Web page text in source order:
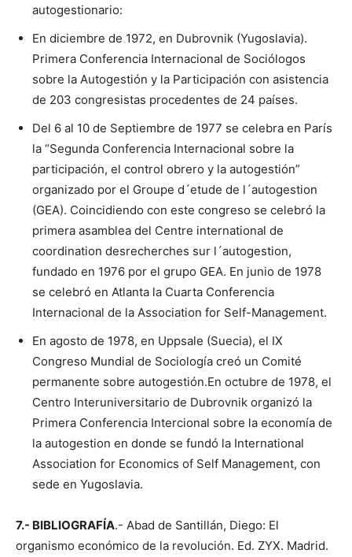
autogestionario:
En diciembre de 1972, en Dubrovnik (Yugoslavia).
Primera Conferencia Internacional de Sociólogos
sobre la Autogestión y la Participación con asistencia
de 203 congresistas procedentes de 24 países.
Del 6 al 10 de Septiembre de 1977 se celebra en París
la “Segunda Conferencia Internacional sobre la
participación, el control obrero y la autogestión”
organizado por el Groupe d´etude de l´autogestion
(GEA). Coincidiendo con este congreso se celebró la
primera asamblea del Centre international de
coordination desrecherches sur l´autogestion,
fundado en 1976 por el grupo GEA. En junio de 1978
se celebró en Atlanta la Cuarta Conferencia
Internacional de la Association for Self-Management.
En agosto de 1978, en Uppsale (Suecia), el IX
Congreso Mundial de Sociología creó un Comité
permanente sobre autogestión.En octubre de 1978, el
Centro Interuniversitario de Dubrovnik organizó la
Primera Conferencia Intercional sobre la economía de
la autogestion en donde se fundó la International
Association for Economics of Self Management, con
sede en Yugoslavia.
7.- BIBLIOGRAFÍA.- Abad de Santillán, Diego: El
organismo económico de la revolución. Ed. ZYX. Madrid.